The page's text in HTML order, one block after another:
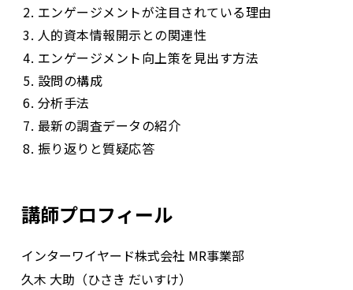
エンゲージメントが注目されている理由
人的資本情報開示との関連性
エンゲージメント向上策を見出す方法
設問の構成
分析手法
最新の調査データの紹介
振り返りと質疑応答
講師プロフィール
インターワイヤード株式会社 MR事業部
久木 大助（ひさき だいすけ）